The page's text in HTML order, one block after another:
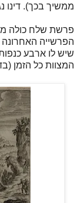
ממשיך בכך). דינו
פרשת שלח כולה
הפרשייה
שיש לו ארבע
המצוות כל הזמן